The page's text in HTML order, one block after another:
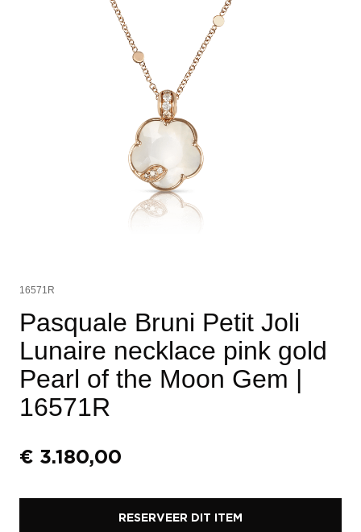
16571R
Pasquale Bruni Petit Joli
Lunaire necklace pink gold
Pearl of the Moon Gem |
16571R
€ 3.180,00
RESERVEER DIT ITEM